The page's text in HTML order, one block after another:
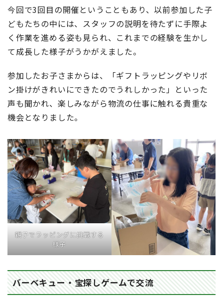
今回で3回目の開催ということもあり、以前参加した子
どもたちの中には、スタッフの説明を待たずに手際よ
く作業を進める姿も見られ、これまでの経験を生かし
て成長した様子がうかがえました。
参加したお子さまからは、「ギフトラッピングやリボ
ン掛けがきれいにできたのでうれしかった」といった
声も聞かれ、楽しみながら物流の仕事に触れる貴重な
機会となりました。
親子でラッピングに挑戦する
様子
バーベキュー・宝探しゲームで交流